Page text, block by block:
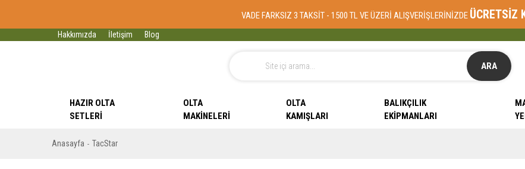
VADE FARKSIZ 3 TAKSİT - 1500 TL VE ÜZERİ ALIŞVERİŞLERİNİZDE ÜCRETSİZ
Hakkımızda İletişim Blog
ARA
HAZIR OLTA
SETLERI
OLTA
MAKINELERI
OLTA
KAMIŞLARI
BALIKÇILIK
EKIPMANLARI
Anasayfa TacStar